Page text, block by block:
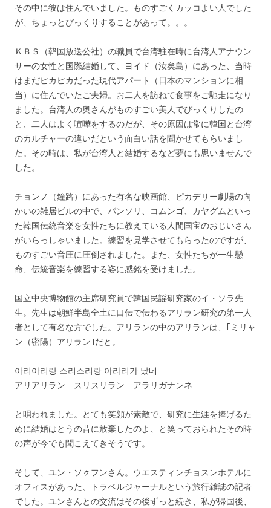
その中に彼は住んでいました。ものすごくカッコよい人でした
が、ちょっとびっくりすることがあって。。。
ＫＢＳ（韓国放送公社）の職員で台湾駐在時に台湾人アナウン
サーの女性と国際結婚して、ヨイド（汝矣島）にあった、当時
はまだピカピカだった現代アパート（日本のマンションに相
当）に住んでいたご夫婦。お二人を訪ねて食事をご馳走になり
ました。台湾人の奥さんがものすごい美人でびっくりしたの
と、二人はよく喧嘩をするのだが、その原因は常に韓国と台湾
のカルチャーの違いだという面白い話を聞かせてもらいまし
た。その時は、私が台湾人と結婚するなど夢にも思いませんで
した。
チョンノ（鐘路）にあった有名な映画館、ピカデリー劇場の向
かいの雑居ビルの中で、パンソリ、コムンゴ、カヤグムといっ
た韓国伝統音楽を女性たちに教えている人間国宝のおじいさん
がいらっしゃいました。練習を見学させてもらったのですが、
ものすごい音圧に圧倒されました。また、女性たちが一生懸
命、伝統音楽を練習する姿に感銘を受けました。
国立中央博物館の主席研究員で韓国民謡研究家のイ・ソラ先
生。先生は朝鮮半島全土に口伝で伝わるアリラン研究の第一人
者として有名な方でした。アリランの中のアリランは、｢ミリャ
ン（密陽）アリラン｣だと。
아리아리랑 스리스리랑 아라리가 났네
アリアリラン スリスリラン アラリガナンネ
と唄われました。とても笑顔が素敵で、研究に生涯を捧げるた
めに結婚はとうの昔に放棄したのよ、と笑っておられたその時
の声が今でも聞こえてきそうです。
そして、ユン・ソㇰフンさん。ウエスティンチョスンホテルに
オフィスがあった、トラベルジャーナルという旅行雑誌の記者
でした。ユンさんとの交流はその後ずっと続き、私が帰国後、